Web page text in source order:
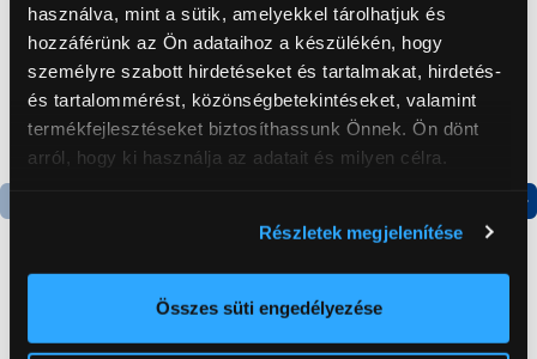
használva, mint a sütik, amelyekkel tárolhatjuk és
hozzáférünk az Ön adataihoz a készülékén, hogy
személyre szabott hirdetéseket és tartalmakat, hirdetés-
és tartalommérést, közönségbetekintéseket, valamint
termékfejlesztéseket biztosíthassunk Önnek. Ön dönt
arról, hogy ki használja az adatait és milyen célra.
elhelyezkedéséről pár méteres pontossággal
Az Ön készülékén beazonosítása annak konkrét
Részletek megjelenítése
Összes süti engedélyezése
Gorenje NRS8182KX Side
by side hűtőszekrény
Termék adatlap
Gorenje N619EAXL4
Alulfagyasztós